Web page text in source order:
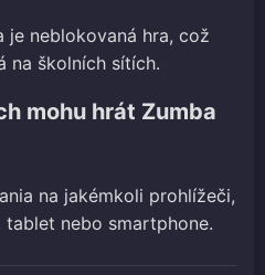
je neblokovaná hra, což
na školních sítích.
mohu hrát Zumba
na jakémkoli prohlížeči,
nebo smartphone.